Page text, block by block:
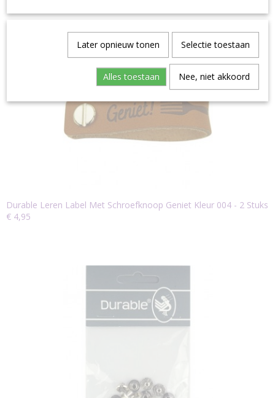
Ook interessant
Durable Leren Label Met Schroefknoop Geniet Kleur 004 - 2 Stuks
€ 4,95
Later opnieuw tonen Selectie toestaan
Alles toestaan Nee, niet akkoord